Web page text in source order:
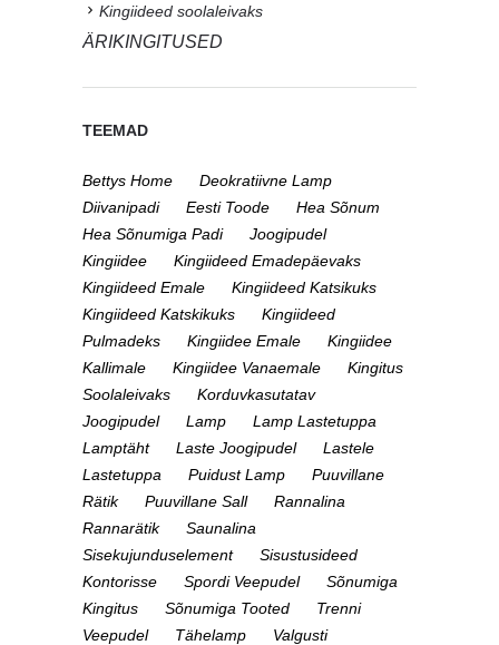
Kingiideed soolaleivaks
ÄRIKINGITUSED
TEEMAD
Bettys Home
Deokratiivne Lamp
Diivanipadi
Eesti Toode
Hea Sõnum
Hea Sõnumiga Padi
Joogipudel
Kingiidee
Kingiideed Emadepäevaks
Kingiideed Emale
Kingiideed Katsikuks
Kingiideed Katskikuks
Kingiideed
Pulmadeks
Kingiidee Emale
Kingiidee
Kallimale
Kingiidee Vanaemale
Kingitus
Soolaleivaks
Korduvkasutatav
Joogipudel
Lamp
Lamp Lastetuppa
Lamptäht
Laste Joogipudel
Lastele
Lastetuppa
Puidust Lamp
Puuvillane
Rätik
Puuvillane Sall
Rannalina
Rannarätik
Saunalina
Sisekujunduselement
Sisustusideed
Kontorisse
Spordi Veepudel
Sõnumiga
Kingitus
Sõnumiga Tooted
Trenni
Veepudel
Tähelamp
Valgusti